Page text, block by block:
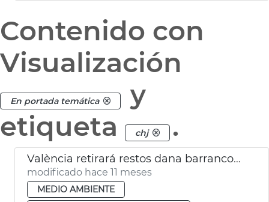
Contenido con
Visualización
En portada temática
y
etiqueta
chj .
València retirará restos dana barrancos Carraixet Palmaret
modificado hace 11 meses
MEDIO AMBIENTE